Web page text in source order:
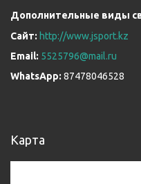
http://www.jsport.kz
5525796@mail.ru
87478046528
Карта